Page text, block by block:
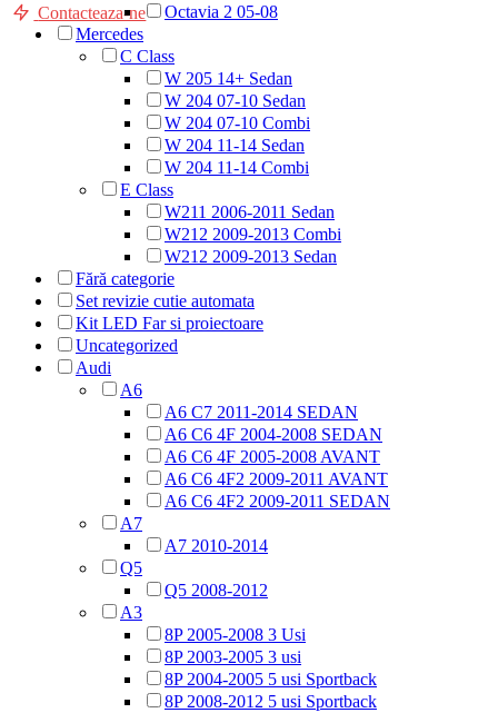
Contacteaza-ne
Octavia 2 05-08
Mercedes
C Class
W 205 14+ Sedan
W 204 07-10 Sedan
W 204 07-10 Combi
W 204 11-14 Sedan
W 204 11-14 Combi
E Class
W211 2006-2011 Sedan
W212 2009-2013 Combi
W212 2009-2013 Sedan
Fără categorie
Set revizie cutie automata
Kit LED Far si proiectoare
Uncategorized
Audi
A6
A6 C7 2011-2014 SEDAN
A6 C6 4F 2004-2008 SEDAN
A6 C6 4F 2005-2008 AVANT
A6 C6 4F2 2009-2011 AVANT
A6 C6 4F2 2009-2011 SEDAN
A7
A7 2010-2014
Q5
Q5 2008-2012
A3
8P 2005-2008 3 Usi
8P 2003-2005 3 usi
8P 2004-2005 5 usi Sportback
8P 2008-2012 5 usi Sportback